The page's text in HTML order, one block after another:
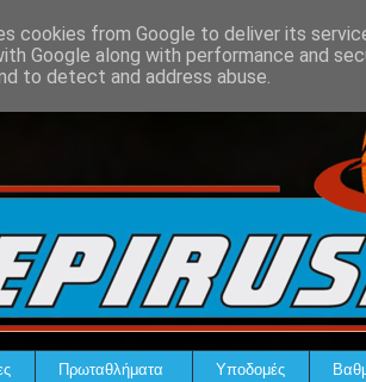
Πρωταθλήματα Υποδομές
cookies from Google to deliver its
Google along with performance and
to detect and address abuse.